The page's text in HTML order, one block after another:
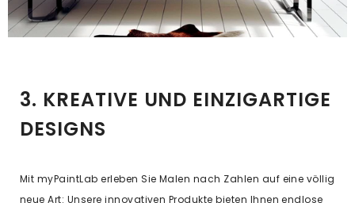
3. KREATIVE UND EINZIGARTIGE
DESIGNS
Mit myPaintLab erleben Sie Malen nach Zahlen auf eine völlig
neue Art: Unsere innovativen Produkte bieten Ihnen endlose